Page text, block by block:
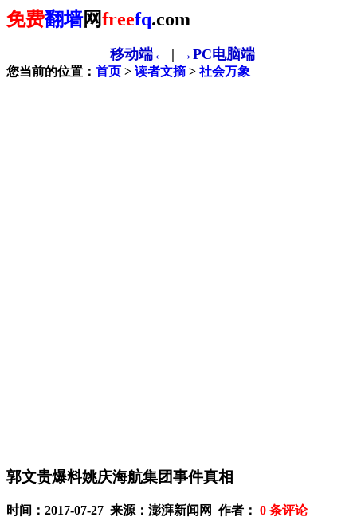
免费翻墙网freefq.com
移动端← | →PC电脑端
您当前的位置： 首页 > 读者文摘> 社会万象
郭文贵爆料姚庆海航集团事件真相
时间：2017-07-27 来源：澎湃新闻网 作者： 0 条评论